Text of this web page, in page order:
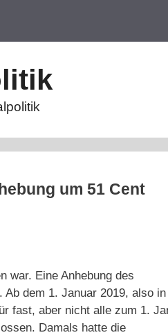
um 51 Cent
war. Eine Anhebung des
dem 1. Januar 2019, also in
fast, aber nicht alle zum 1.
Damals hatte die